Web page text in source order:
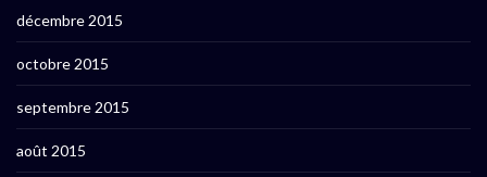
décembre 2015
octobre 2015
septembre 2015
août 2015